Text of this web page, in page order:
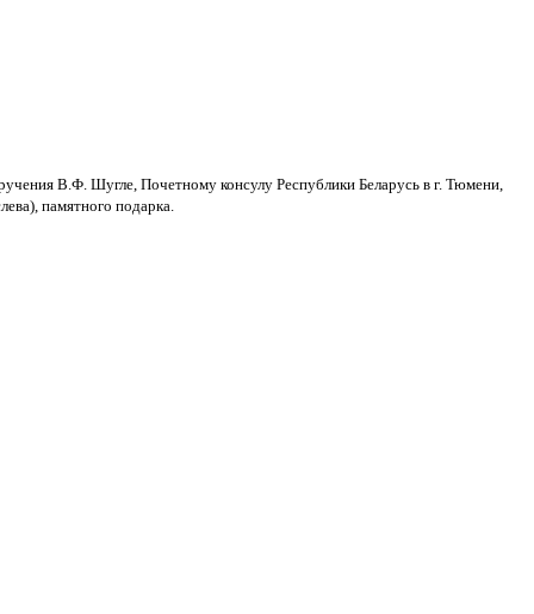
В.Ф. Шугле, Почетному консулу Республики Беларусь в г. Тюмени,
памятного подарка.